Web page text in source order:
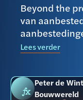
Beyond the
van
Lees verder
Peter de
Bouwwereld